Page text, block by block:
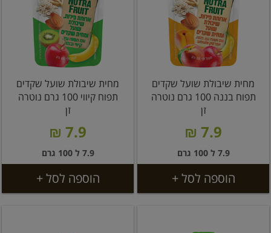
מחית שיבולת שועל שקדים
תפוח בננה 100 גרם נוטרה
זן
7.9 ₪
7.9 ל 100 גרם
הוספה לסל +
מחית שיבולת שועל שקדים
תפוח קיווי 100 גרם נוטרה
זן
7.9 ₪
7.9 ל 100 גרם
הוספה לסל +